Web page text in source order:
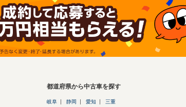
都道府県から中古車を探す
岐阜 静岡 愛知 三重